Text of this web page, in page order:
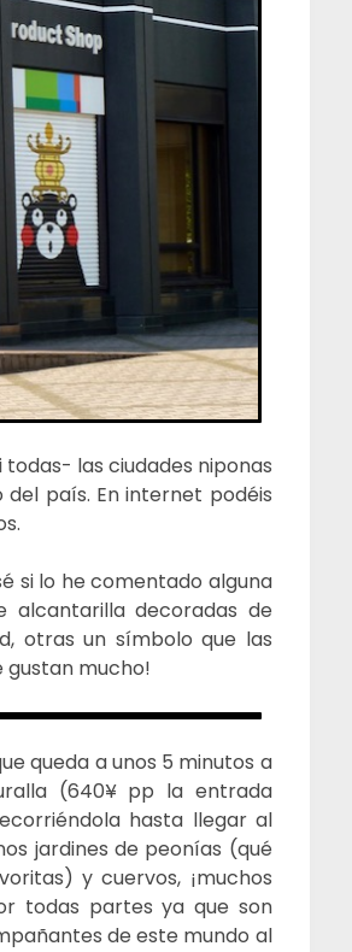
las ciudades niponas
país. En internet podéis
si lo he comentado alguna
alcantarilla decoradas de
otras un símbolo que las
gustan mucho!
queda a unos 5 minutos a
(640¥ pp la entrada
hasta llegar al
jardines de peonías (qué
y cuervos, ¡muchos
todas partes ya que son
de este mundo al